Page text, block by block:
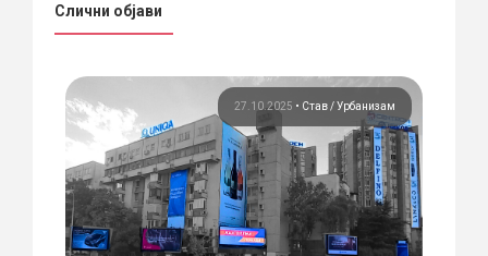
Слични објави
27.10.2025 • Став Урбанизам